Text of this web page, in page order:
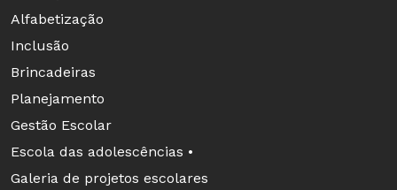
Nomear uma pessoa para coordenar o
programa de estágio.
Incentivar os docentes a receber um
estagiário, pois a experiência ajuda a
refletir sobre a prática.
Alinhar as propostas da universidade com
o PPP da escola.
Alfabetização
Inclusão
Brincadeiras
Planejamento
Gestão Escolar
Escola das adolescências •
Galeria de projetos escolares